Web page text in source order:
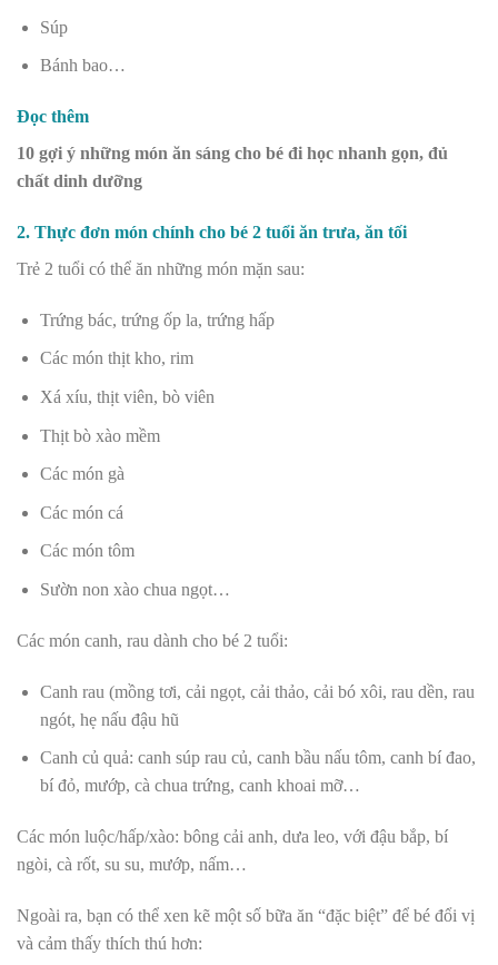
Súp
Bánh bao…
Đọc thêm
10 gợi ý những món ăn sáng cho bé đi học nhanh gọn, đủ
chất dinh dưỡng
2. Thực đơn món chính cho bé 2 tuổi ăn trưa, ăn tối
Trẻ 2 tuổi có thể ăn những món mặn sau:
Trứng bác, trứng ốp la, trứng hấp
Các món thịt kho, rim
Xá xíu, thịt viên, bò viên
Thịt bò xào mềm
Các món gà
Các món cá
Các món tôm
Sườn non xào chua ngọt…
Các món canh, rau dành cho bé 2 tuổi:
Canh rau (mồng tơi, cải ngọt, cải thảo, cải bó xôi, rau dền, rau
ngót, hẹ nấu đậu hũ
Canh củ quả: canh súp rau củ, canh bầu nấu tôm, canh bí đao,
bí đỏ, mướp, cà chua trứng, canh khoai mỡ…
Các món luộc/hấp/xào: bông cải anh, dưa leo, với đậu bắp, bí
ngòi, cà rốt, su su, mướp, nấm…
Ngoài ra, bạn có thể xen kẽ một số bữa ăn “đặc biệt” để bé đổi vị
và cảm thấy thích thú hơn: